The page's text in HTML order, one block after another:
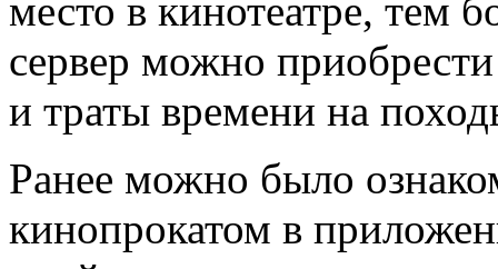
место в кинотеатре, тем
сервер можно
и траты времени на
Ранее можно было
кинопрокатом в